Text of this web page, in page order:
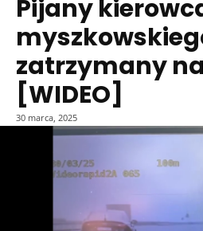
Pijany
zatrzymany na
[WIDEO]
30 marca, 2025